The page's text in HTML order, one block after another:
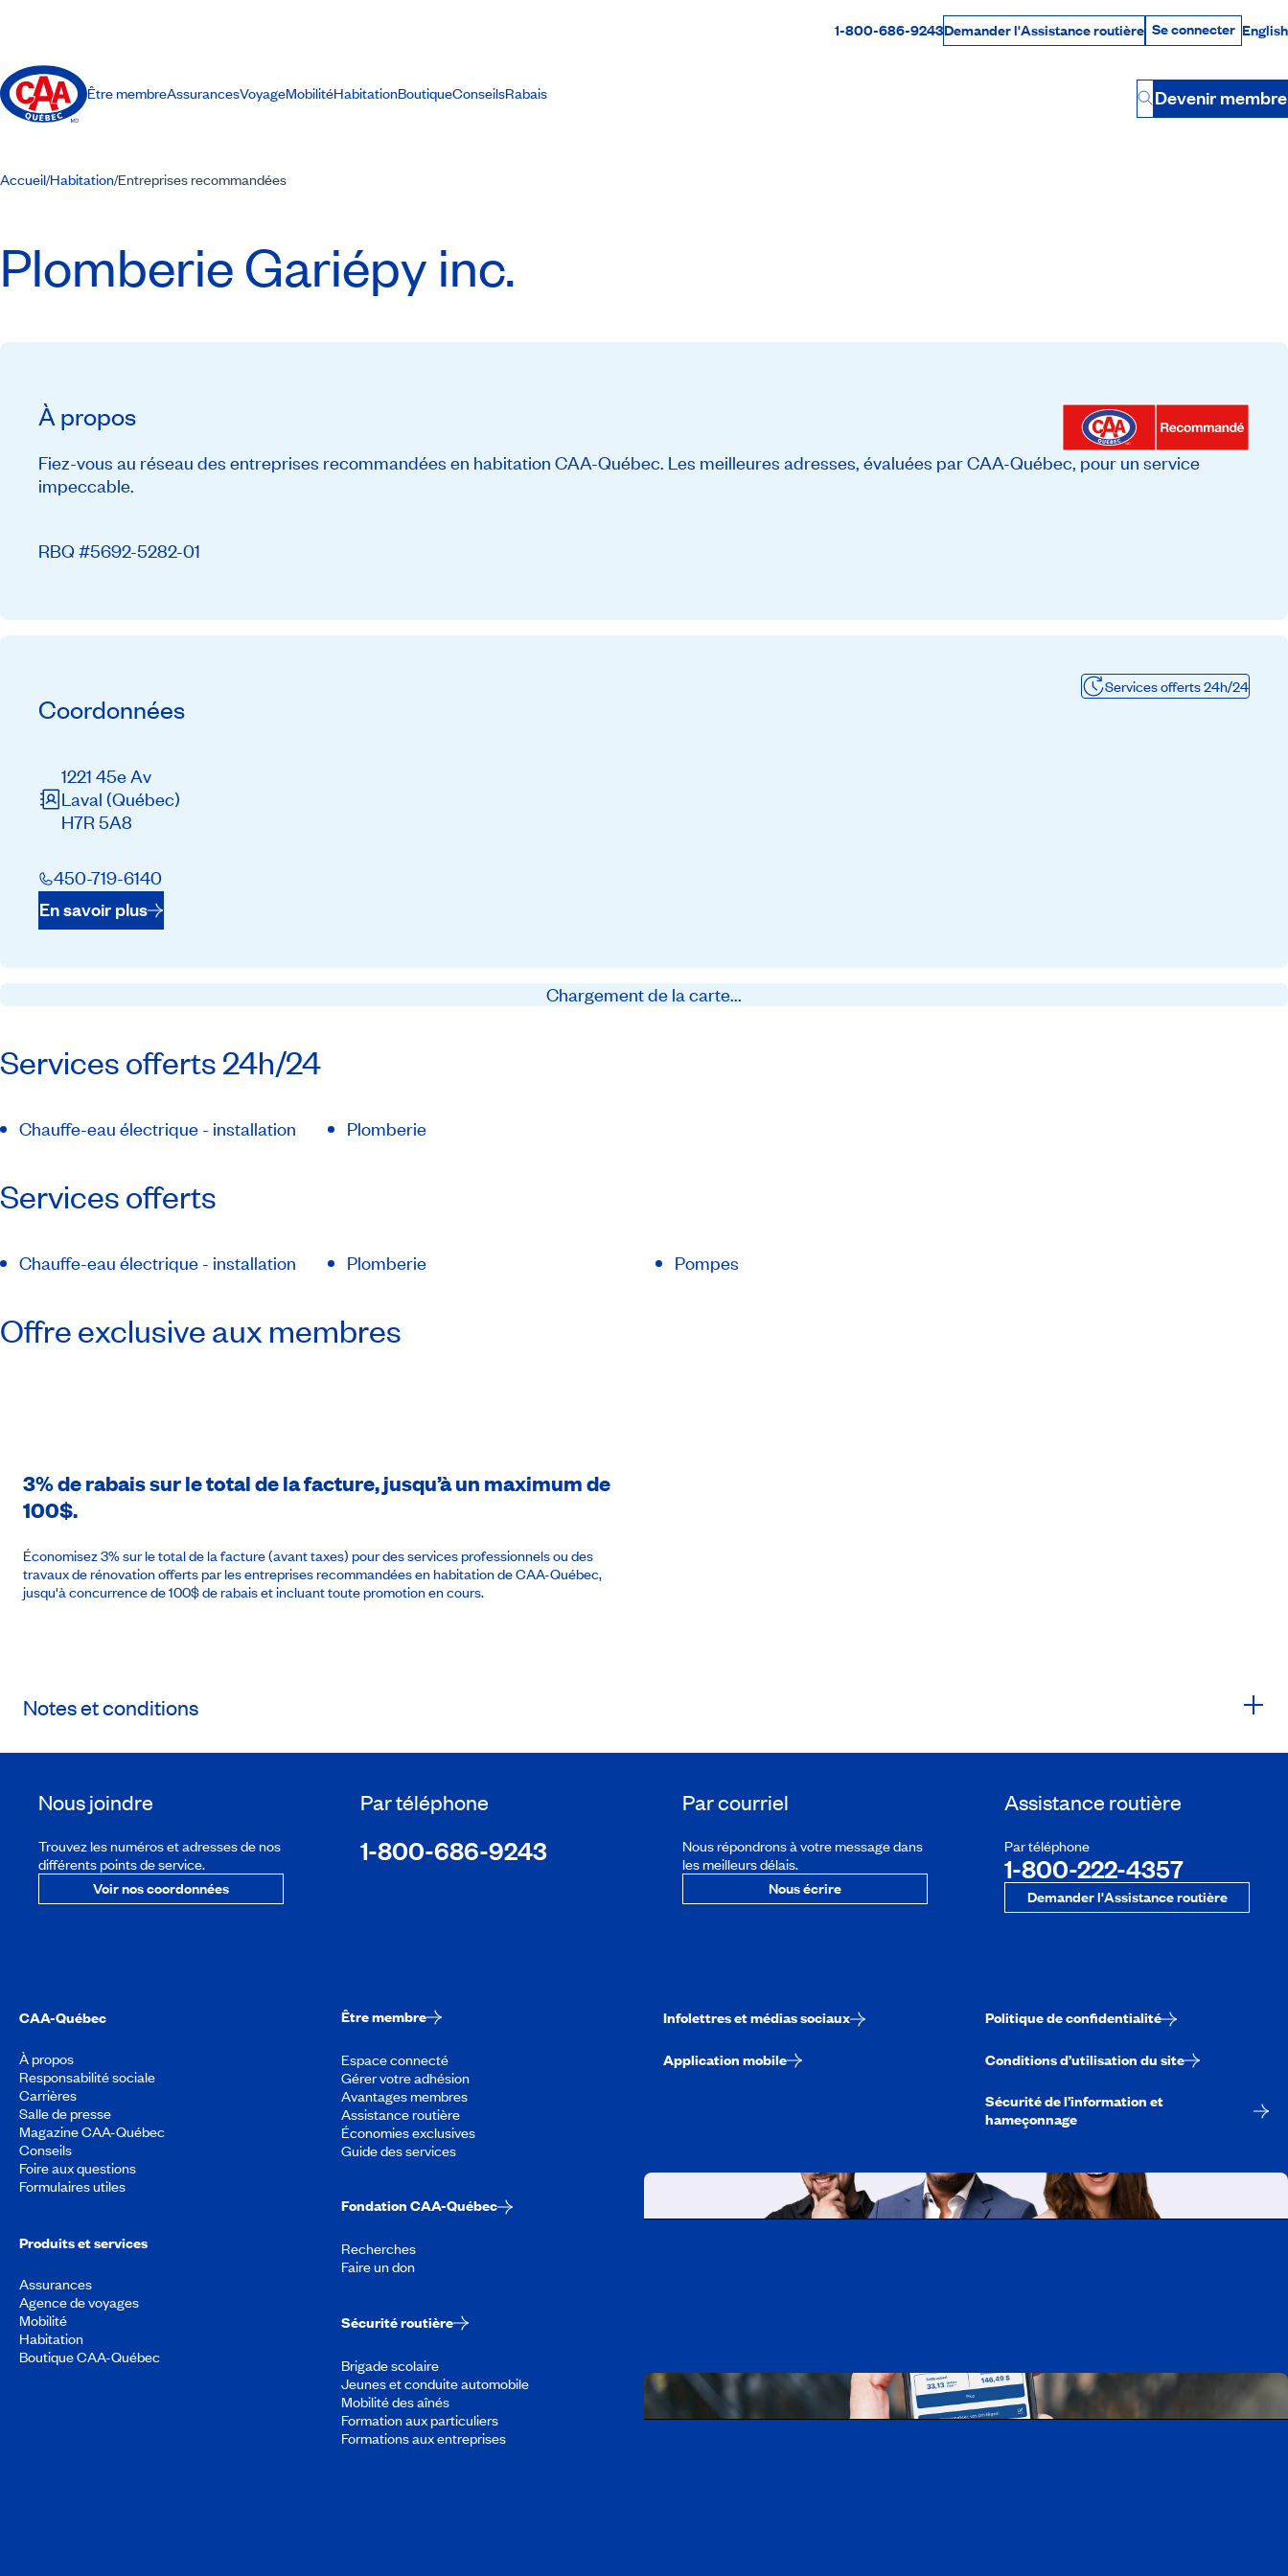
Par téléphone
1-800-686-9243Demander l'Assistance routière Se connecter
Se connecter English
Être membreAssurancesVoyageMobilitéHabitationBoutiqueConseilsRabais
Button
Devenir membre
Accueil/Habitation/Entreprises recommandées
Plomberie Gariépy inc.
Recommandé par CAA-Québec
À propos
Fiez-vous au réseau des entreprises recommandées en habitation CAA-Québec. Les meilleures adresses, évaluées par CAA-Québec, pour un service
impeccable.
RBQ #5692-5282-01
Coordonnées
Services offerts 24h/24
1221 45e Av
Laval (Québec)
H7R 5A8
450-719-6140
En savoir plus
Chargement de la carte...
Services offerts 24h/24
Chauffe-eau électrique - installation Plomberie
Services offerts
Chauffe-eau électrique - installation Plomberie Pompes
Offre exclusive aux membres
3% de rabais sur le total de la facture, jusqu’à un maximum de
100$.
Économisez 3% sur le total de la facture (avant taxes) pour des services professionnels ou des
travaux de rénovation offerts par les entreprises recommandées en habitation de CAA-Québec,
jusqu'à concurrence de 100$ de rabais et incluant toute promotion en cours.
Notes et conditions
Nous joindre
Trouvez les numéros et adresses de nos
différents points de service.
Voir nos coordonnées
Par téléphone
1-800-686-9243
Par courriel
Nous répondrons à votre message dans
les meilleurs délais.
Nous écrire
Assistance routière
Par téléphone
1-800-222-4357
Demander l'Assistance routière
CAA-Québec
À propos
Responsabilité sociale
Carrières
Salle de presse
Magazine CAA-Québec
Conseils
Foire aux questions
Formulaires utiles
Produits et services
Assurances
Agence de voyages
Mobilité
Habitation
Boutique CAA-Québec
Être membre
Espace connecté
Gérer votre adhésion
Avantages membres
Assistance routière
Économies exclusives
Guide des services
Fondation CAA-Québec
Recherches
Faire un don
Sécurité routière
Brigade scolaire
Jeunes et conduite automobile
Mobilité des aînés
Formation aux particuliers
Formations aux entreprises
Infolettres et médias sociaux
Application mobile
Politique de confidentialité
Conditions d’utilisation du site
Sécurité de l’information et
hameçonnage